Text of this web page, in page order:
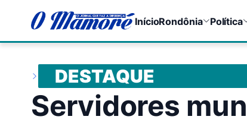
InícioRondônia Política
DESTAQUE
Servidores